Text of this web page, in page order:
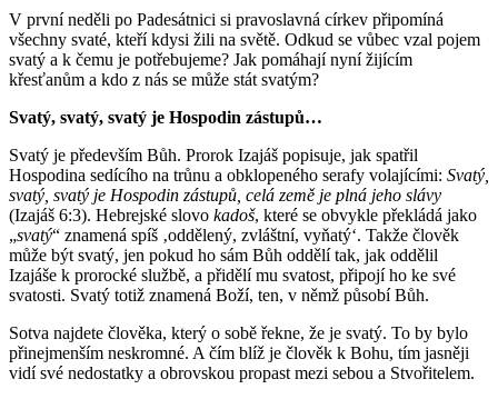
V první neděli po Padesátnici si pravoslavná církev připomíná
všechny svaté, kteří kdysi žili na světě. Odkud se vůbec vzal pojem
svatý a k čemu je potřebujeme? Jak pomáhají nyní žijícím
křesťanům a kdo z nás se může stát svatým?
Svatý, svatý, svatý je Hospodin zástupů…
Svatý je především Bůh. Prorok Izajáš popisuje, jak spatřil
Hospodina sedícího na trůnu a obklopeného serafy volajícími: Svatý,
svatý, svatý je Hospodin zástupů, celá země je plná jeho slávy
(Izajáš 6:3). Hebrejské slovo kadoš, které se obvykle překládá jako
„svatý“ znamená spíš ‚oddělený, zvláštní, vyňatý‘. Takže člověk
může být svatý, jen pokud ho sám Bůh oddělí tak, jak oddělil
Izajáše k prorocké službě, a přidělí mu svatost, připojí ho ke své
svatosti. Svatý totiž znamená Boží, ten, v němž působí Bůh.
Sotva najdete člověka, který o sobě řekne, že je svatý. To by bylo
přinejmenším neskromné. A čím blíž je člověk k Bohu, tím jasněji
vidí své nedostatky a obrovskou propast mezi sebou a Stvořitelem.